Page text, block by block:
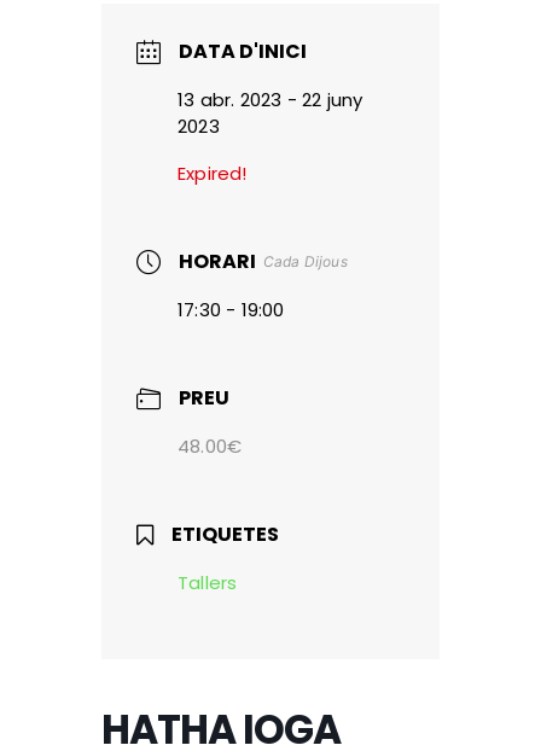
DATA D'INICI
13 abr. 2023 - 22 juny
2023
Expired!
HORARI Cada Dijous
17:30 - 19:00
PREU
48.00€
ETIQUETES
Tallers
HATHA IOGA